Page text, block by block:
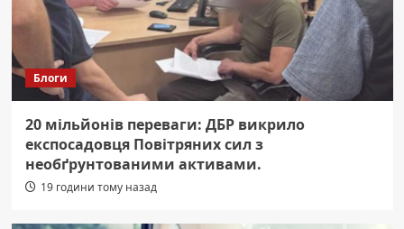
Блоги
20 мільйонів переваги: ДБР викрило
експосадовця Повітряних сил з
необґрунтованими активами.
19 години тому назад